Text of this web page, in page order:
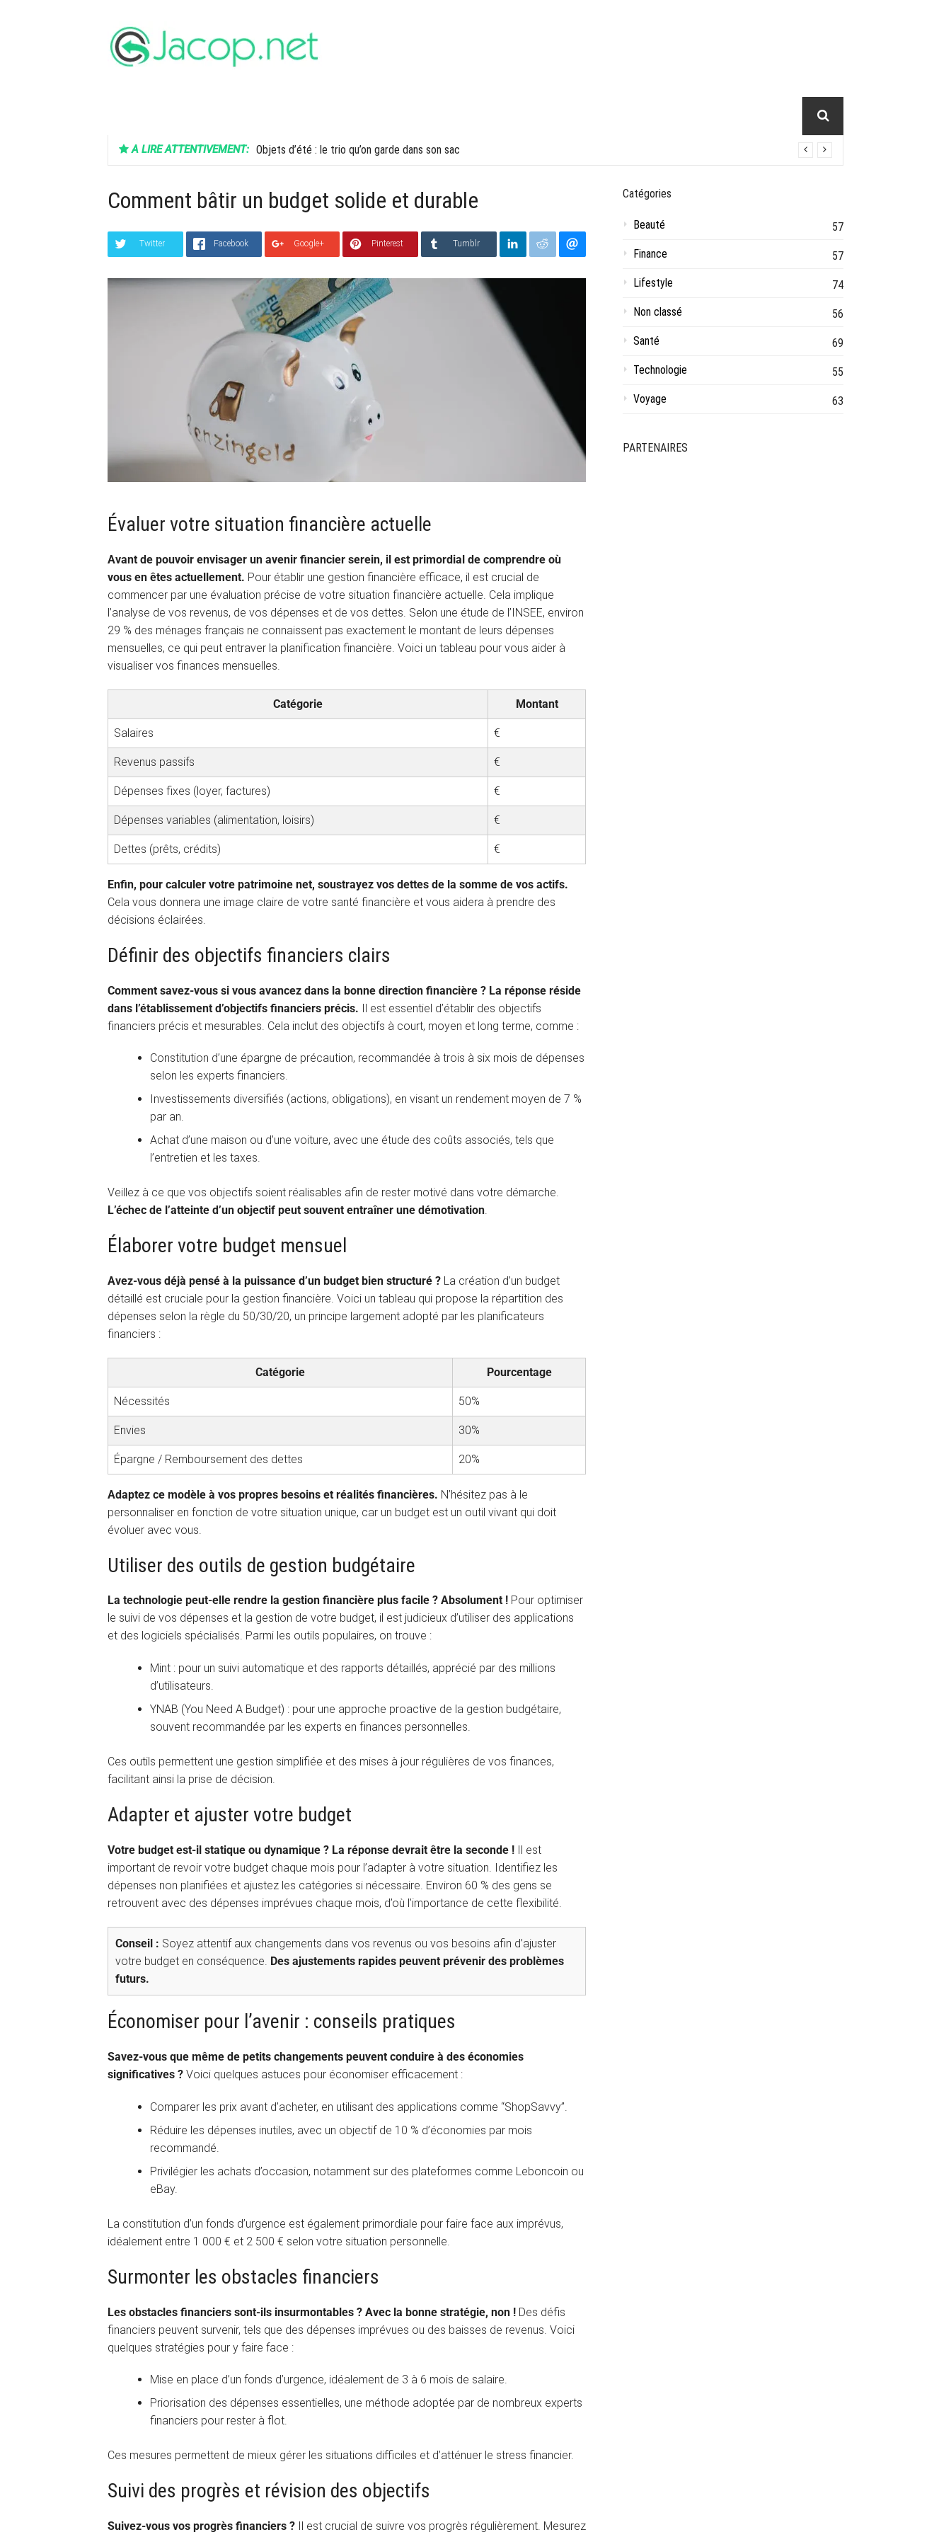
A LIRE ATTENTIVEMENT: Objets d’été : le trio qu’on garde dans son sac
Comment bâtir un budget solide et durable
Twitter Facebook Google+ Pinterest Tumblr
Évaluer votre situation financière actuelle
Avant de pouvoir envisager un avenir financier serein, il est primordial de comprendre où
vous en êtes actuellement. Pour établir une gestion financière efficace, il est crucial de
commencer par une évaluation précise de votre situation financière actuelle. Cela implique
l’analyse de vos revenus, de vos dépenses et de vos dettes. Selon une étude de l’INSEE, environ
29 % des ménages français ne connaissent pas exactement le montant de leurs dépenses
mensuelles, ce qui peut entraver la planification financière. Voici un tableau pour vous aider à
visualiser vos finances mensuelles.
Catégorie Montant
Salaires €
Revenus passifs €
Dépenses fixes (loyer, factures) €
Dépenses variables (alimentation, loisirs) €
Dettes (prêts, crédits) €
Enfin, pour calculer votre patrimoine net, soustrayez vos dettes de la somme de vos actifs.
Cela vous donnera une image claire de votre santé financière et vous aidera à prendre des
décisions éclairées.
Définir des objectifs financiers clairs
Comment savez-vous si vous avancez dans la bonne direction financière ? La réponse réside
dans l’établissement d’objectifs financiers précis. Il est essentiel d’établir des objectifs
financiers précis et mesurables. Cela inclut des objectifs à court, moyen et long terme, comme :
Constitution d’une épargne de précaution, recommandée à trois à six mois de dépenses
selon les experts financiers.
Investissements diversifiés (actions, obligations), en visant un rendement moyen de 7 %
par an.
Achat d’une maison ou d’une voiture, avec une étude des coûts associés, tels que
l’entretien et les taxes.
Veillez à ce que vos objectifs soient réalisables afin de rester motivé dans votre démarche.
L’échec de l’atteinte d’un objectif peut souvent entraîner une démotivation.
Élaborer votre budget mensuel
Avez-vous déjà pensé à la puissance d’un budget bien structuré ? La création d’un budget
détaillé est cruciale pour la gestion financière. Voici un tableau qui propose la répartition des
dépenses selon la règle du 50/30/20, un principe largement adopté par les planificateurs
financiers :
Catégorie Pourcentage
Nécessités 50%
Envies 30%
Épargne / Remboursement des dettes 20%
Adaptez ce modèle à vos propres besoins et réalités financières. N’hésitez pas à le
personnaliser en fonction de votre situation unique, car un budget est un outil vivant qui doit
évoluer avec vous.
Utiliser des outils de gestion budgétaire
La technologie peut-elle rendre la gestion financière plus facile ? Absolument ! Pour optimiser
le suivi de vos dépenses et la gestion de votre budget, il est judicieux d’utiliser des applications
et des logiciels spécialisés. Parmi les outils populaires, on trouve :
Mint : pour un suivi automatique et des rapports détaillés, apprécié par des millions
d’utilisateurs.
YNAB (You Need A Budget) : pour une approche proactive de la gestion budgétaire,
souvent recommandée par les experts en finances personnelles.
Ces outils permettent une gestion simplifiée et des mises à jour régulières de vos finances,
facilitant ainsi la prise de décision.
Adapter et ajuster votre budget
Votre budget est-il statique ou dynamique ? La réponse devrait être la seconde ! Il est
important de revoir votre budget chaque mois pour l’adapter à votre situation. Identifiez les
dépenses non planifiées et ajustez les catégories si nécessaire. Environ 60 % des gens se
retrouvent avec des dépenses imprévues chaque mois, d’où l’importance de cette flexibilité.
Conseil : Soyez attentif aux changements dans vos revenus ou vos besoins afin d’ajuster
votre budget en conséquence. Des ajustements rapides peuvent prévenir des problèmes
futurs.
Économiser pour l’avenir : conseils pratiques
Savez-vous que même de petits changements peuvent conduire à des économies
significatives ? Voici quelques astuces pour économiser efficacement :
Comparer les prix avant d’acheter, en utilisant des applications comme “ShopSavvy”.
Réduire les dépenses inutiles, avec un objectif de 10 % d’économies par mois
recommandé.
Privilégier les achats d’occasion, notamment sur des plateformes comme Leboncoin ou
eBay.
La constitution d’un fonds d’urgence est également primordiale pour faire face aux imprévus,
idéalement entre 1 000 € et 2 500 € selon votre situation personnelle.
Surmonter les obstacles financiers
Les obstacles financiers sont-ils insurmontables ? Avec la bonne stratégie, non ! Des défis
financiers peuvent survenir, tels que des dépenses imprévues ou des baisses de revenus. Voici
quelques stratégies pour y faire face :
Mise en place d’un fonds d’urgence, idéalement de 3 à 6 mois de salaire.
Priorisation des dépenses essentielles, une méthode adoptée par de nombreux experts
financiers pour rester à flot.
Ces mesures permettent de mieux gérer les situations difficiles et d’atténuer le stress financier.
Suivi des progrès et révision des objectifs
Suivez-vous vos progrès financiers ? Il est crucial de suivre vos progrès régulièrement. Mesurez
Catégories
Beauté
57
Finance
57
Lifestyle
74
Non classé
56
Santé
69
Technologie
55
Voyage
63
PARTENAIRES